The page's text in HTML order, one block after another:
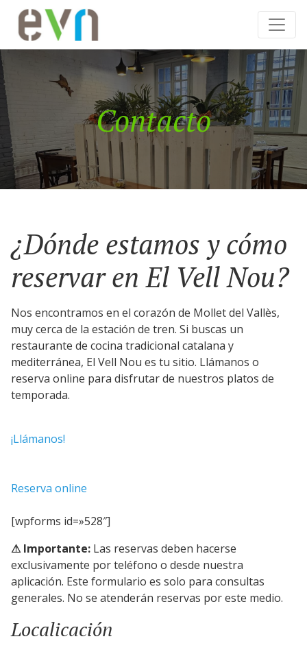
Contacto
¿Dónde estamos y cómo
reservar en El Vell Nou?
Nos encontramos en el corazón de Mollet del Vallès,
muy cerca de la estación de tren. Si buscas un
restaurante de cocina tradicional catalana y
mediterránea, El Vell Nou es tu sitio. Llámanos o
reserva online para disfrutar de nuestros platos de
temporada.
¡Llámanos!
Reserva online
[wpforms id=»528″]
⚠ Importante: Las reservas deben hacerse
exclusivamente por teléfono o desde nuestra
aplicación. Este formulario es solo para consultas
generales. No se atenderán reservas por este medio.
Localicación